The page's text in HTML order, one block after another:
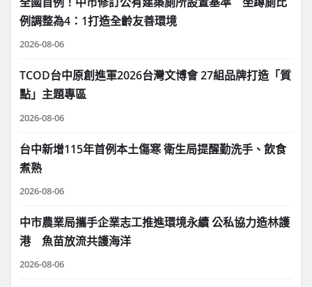
例調整為4：1打造全齡友善環境
2026-08-06
TCOD台中原創進軍2026台灣文博會 27組品牌打造「質
點」主題專區
2026-08-06
台中新增115年首例本土傷寒 衛生局提醒勤洗手、飲食
煮熟
2026-08-06
中市農業局攜手企業志工推進環境永續 公私協力造林護
港 魚苗放流共護海洋
2026-08-06